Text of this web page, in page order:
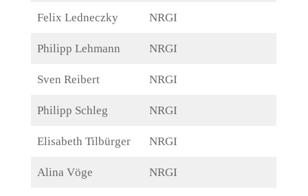
Felix Ledneczky NRGI
Philipp Lehmann NRGI
Sven Reibert NRGI
Philipp Schleg NRGI
Elisabeth Tilbürger NRGI
Alina Vöge NRGI